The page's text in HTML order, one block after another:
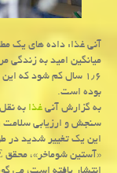
میانگین امید به زندگی
۱٫۶ سال کم شود که
بوده است.
به گزارش آنیغذابه نقل
این یک تغییر شدید در